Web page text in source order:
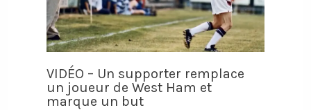
VIDÉO – Un supporter remplace
un joueur de West Ham et
marque un but